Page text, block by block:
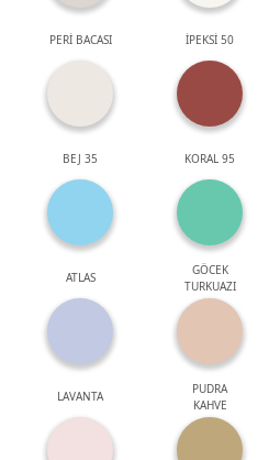
PERİ BACASI İPEKSİ 50
BEJ 35 KORAL 95
ATLAS
GÖCEK
TURKUAZI
LAVANTA
PUDRA
KAHVE